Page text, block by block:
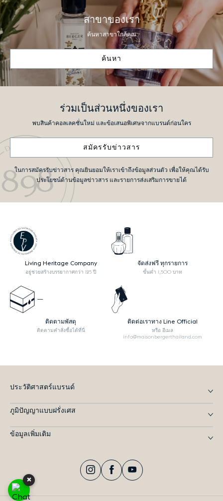
×
สาขาของเรา
ค้นหาสาขาใกล้คุณ
ค้นหา
ร่วมเป็นส่วนหนึ่งของเรา
พบสินค้าคอลเลคชั่นใหม่ และข้อเสนอพิเศษจากแบรนด์ก่อนใคร
สมัครรับข่าวสาร
ในการสมัครรับข่าวสาร คุณยินยอมให้เราเข้าถึงข้อมูลส่วนตัว เพื่อให้คุณได้รับ
ประโยชน์ด้านข้อมูลข่าวสาร และรายการส่งเสริมการขายได้
Living Heritage Company
อยู่ช่วยสร้างบรรยากาศกว่า 125 ปี
จัดส่งฟรี ทุกรายการ
ขั้นต่ำ 1,500 บาท
ติดตามพัสดุ
ติดตามคำสั่งซื้อได้ที่นี่
ติดต่อเราทาง Line Official
หรือ อีเมล
info@maisonbergerthailand.com
ประวัติศาสตร์แบรนด์
ภูมิปัญญาแบบฝรั่งเศส
ข้อมูลเพิ่มเติม
InstagramFacebookYouTube